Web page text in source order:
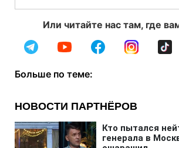
Или читайте нас там, где
Больше по теме: